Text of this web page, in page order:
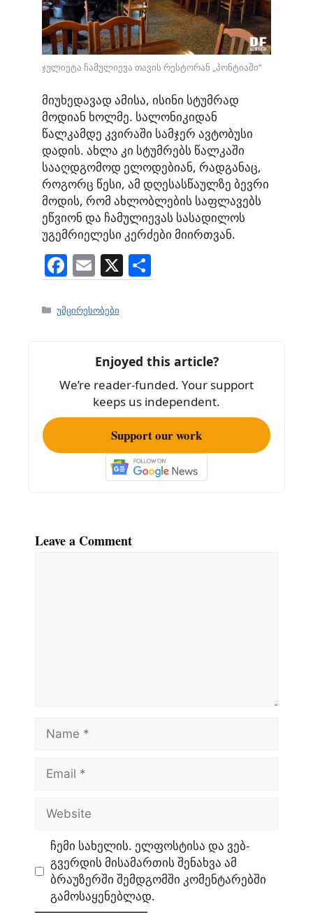
ჯულიეტა ჩამულიევა თავის რესტორან „პონტიაში“
მიუხედავად ამისა, ისინი სტუმრად
მოდიან ხოლმე. სალონიკიდან
წალკამდე კვირაში სამჯერ ავტობუსი
დადის. ახლა კი სტუმრებს წალკაში
სააღდგომოდ ელოდებიან, რადგანაც,
როგორც წესი, ამ დღესასწაულზე ბევრი
მოდის, რომ ახლობლების საფლავებს
ეწვიონ და ჩამულიევას სასადილოს
უგემრიელესი კერძები მიირთვან.
F
a
c
o
o
k
E
m
ai
X
h
Categories
უმცირესობები
Enjoyed this article?
We’re reader-funded. Your support
keeps us independent.
Support our work
Leave a Comment
Name
Email
Website
ჩემი სახელის. ელფოსტისა და ვებ-
გვერდის მისამართის შენახვა ამ
ბრაუზერში შემდგომში კომენტარებში
გამოსაყენებლად.